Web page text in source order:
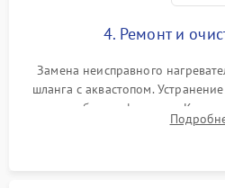
4. Ремонт и
Замена неисправного
шланга с аквастопом.
патрубках и фильтрах.
управления, восстановление